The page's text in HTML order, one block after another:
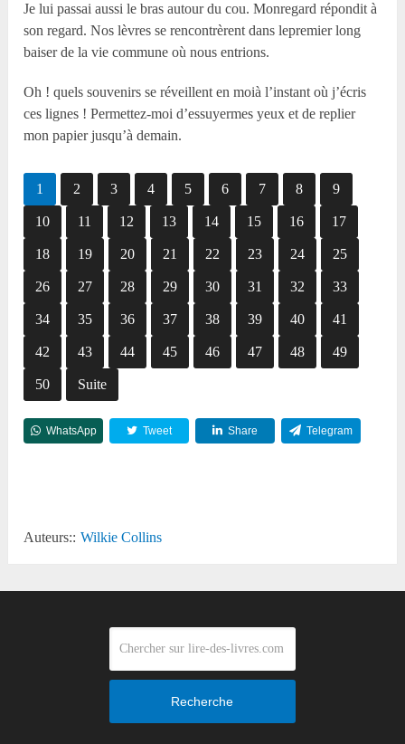
Je lui passai aussi le bras autour du cou. Monregard répondit à
son regard. Nos lèvres se rencontrèrent dans lepremier long
baiser de la vie commune où nous entrions.
Oh ! quels souvenirs se réveillent en moià l’instant où j’écris
ces lignes ! Permettez-moi d’essuyermes yeux et de replier
mon papier jusqu’à demain.
1 2 3 4 5 6 7 8 9
10 11 12 13 14 15 16 17
18 19 20 21 22 23 24 25
26 27 28 29 30 31 32 33
34 35 36 37 38 39 40 41
42 43 44 45 46 47 48 49
50 Suite
WhatsApp Tweet Share Telegram
Auteurs:: Wilkie Collins
Recherche